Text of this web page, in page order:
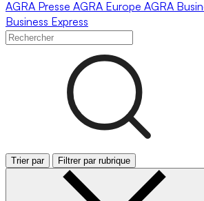
AGRA Presse AGRA Europe AGRA
Business Express
Trier par Filtrer par rubrique